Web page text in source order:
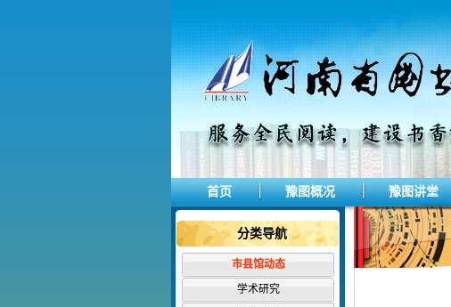
首页 豫图概况 豫图讲堂
分类导航
市县馆动态
学术研究